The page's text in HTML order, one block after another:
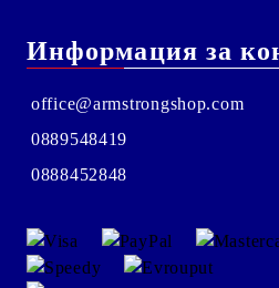
Информация за
office@armstrongshop.com
0889548419
0888452848